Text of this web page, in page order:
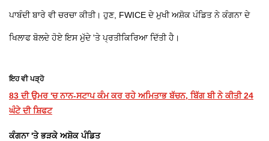
ਪਾਬੰਦੀ ਬਾਰੇ ਵੀ ਚਰਚਾ ਕੀਤੀ। ਹੁਣ, FWICE ਦੇ ਮੁਖੀ ਅਸ਼ੋਕ ਪੰਡਿਤ ਨੇ ਕੰਗਨਾ ਦੇ
ਖਿਲਾਫ ਬੋਲਦੇ ਹੋਏ ਇਸ ਮੁੱਦੇ 'ਤੇ ਪ੍ਰਤੀਕਿਰਿਆ ਦਿੱਤੀ ਹੈ।
ਇਹ ਵੀ ਪੜ੍ਹੋ
83 ਦੀ ਉਮਰ 'ਚ ਨਾਨ-ਸਟਾਪ ਕੰਮ ਕਰ ਰਹੇ ਅਮਿਤਾਭ ਬੱਚਨ, ਬਿੱਗ ਬੀ ਨੇ ਕੀਤੀ 24
ਘੰਟੇ ਦੀ ਸ਼ਿਫਟ
ਕੰਗਨਾ 'ਤੇ ਭੜਕੇ ਅਸ਼ੋਕ ਪੰਡਿਤ